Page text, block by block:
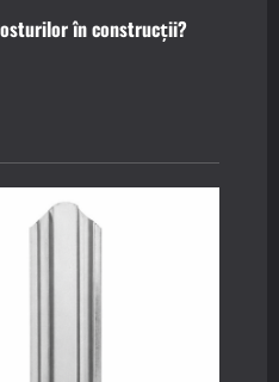
în construcții?